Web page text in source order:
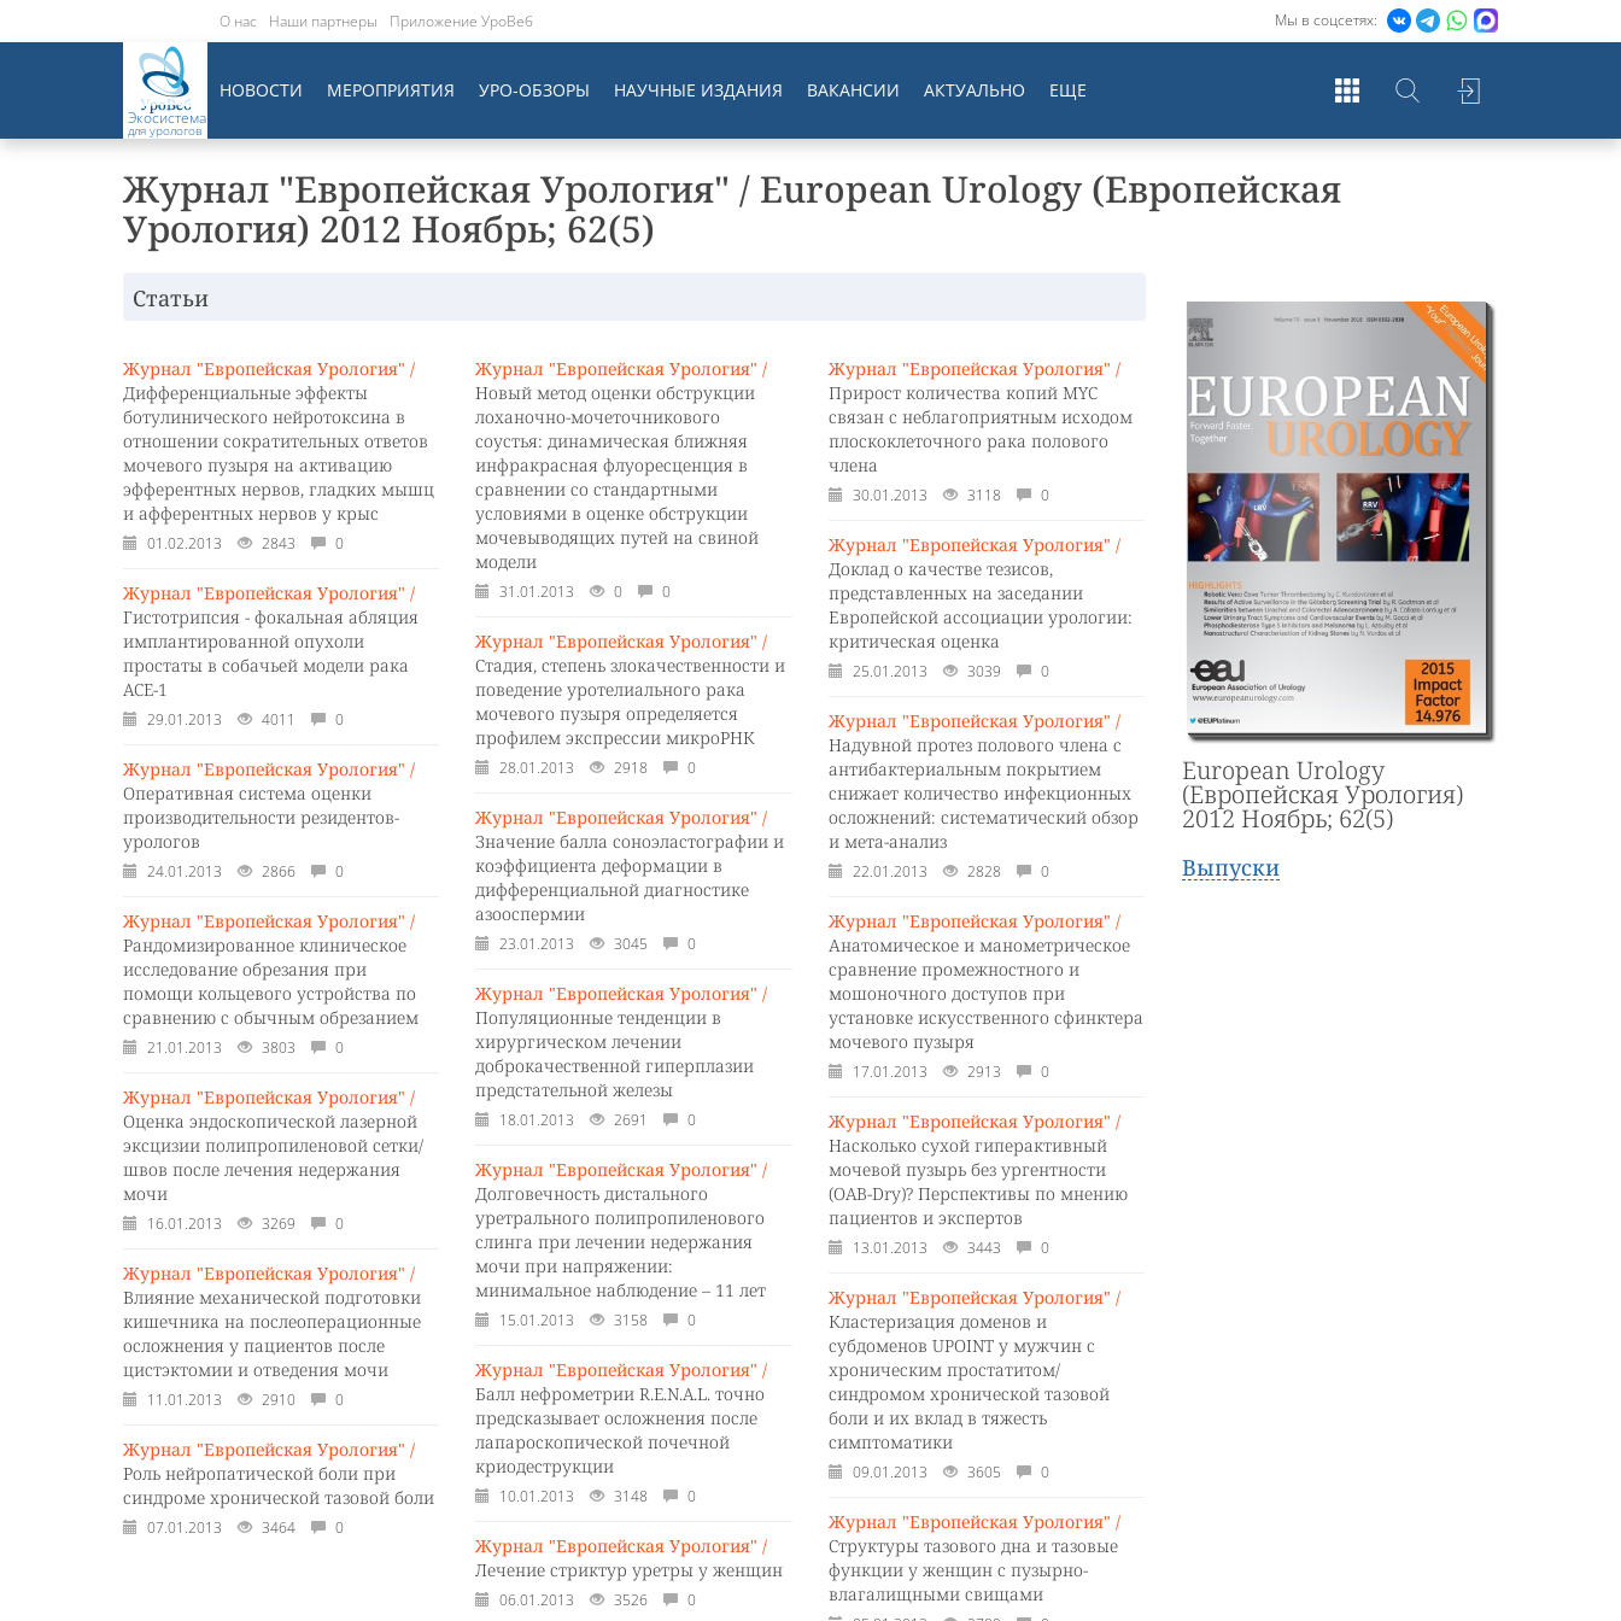
Мы в соцсетях:
О нас Наши партнеры Приложение УроВеб
Экосистема
для урологов
НОВОСТИ МЕРОПРИЯТИЯ УРО-ОБЗОРЫ НАУЧНЫЕ ИЗДАНИЯ ВАКАНСИИ АКТУАЛЬНО ЕЩЕ
Журнал "Европейская Урология" / European Urology (Европейская
Урология) 2012 Ноябрь; 62(5)
Статьи
Журнал "Европейская Урология" /
Дифференциальные эффекты
ботулинического нейротоксина в
отношении сократительных ответов
мочевого пузыря на активацию
эфферентных нервов, гладких мышц
и афферентных нервов у крыс
01.02.2013 2843 0
Журнал "Европейская Урология" /
Гистотрипсия - фокальная абляция
имплантированной опухоли
простаты в собачьей модели рака
ACE-1
29.01.2013 4011 0
Журнал "Европейская Урология" /
Оперативная система оценки
производительности резидентов-
урологов
24.01.2013 2866 0
Журнал "Европейская Урология" /
Рандомизированное клиническое
исследование обрезания при
помощи кольцевого устройства по
сравнению с обычным обрезанием
21.01.2013 3803 0
Журнал "Европейская Урология" /
Оценка эндоскопической лазерной
эксцизии полипропиленовой сетки/
швов после лечения недержания
мочи
16.01.2013 3269 0
Журнал "Европейская Урология" /
Влияние механической подготовки
кишечника на послеоперационные
осложнения у пациентов после
цистэктомии и отведения мочи
11.01.2013 2910 0
Журнал "Европейская Урология" /
Роль нейропатической боли при
синдроме хронической тазовой боли
07.01.2013 3464 0
Журнал "Европейская Урология" /
Новый метод оценки обструкции
лоханочно-мочеточникового
соустья: динамическая ближняя
инфракрасная флуоресценция в
сравнении со стандартными
условиями в оценке обструкции
мочевыводящих путей на свиной
модели
31.01.2013 0 0
Журнал "Европейская Урология" /
Стадия, степень злокачественности и
поведение уротелиального рака
мочевого пузыря определяется
профилем экспрессии микроРНК
28.01.2013 2918 0
Журнал "Европейская Урология" /
Значение балла соноэластографии и
коэффициента деформации в
дифференциальной диагностике
азооспермии
23.01.2013 3045 0
Журнал "Европейская Урология" /
Популяционные тенденции в
хирургическом лечении
доброкачественной гиперплазии
предстательной железы
18.01.2013 2691 0
Журнал "Европейская Урология" /
Долговечность дистального
уретрального полипропиленового
слинга при лечении недержания
мочи при напряжении:
минимальное наблюдение – 11 лет
15.01.2013 3158 0
Журнал "Европейская Урология" /
Балл нефрометрии R.E.N.A.L. точно
предсказывает осложнения после
лапароскопической почечной
криодеструкции
10.01.2013 3148 0
Журнал "Европейская Урология" /
Лечение стриктур уретры у женщин
06.01.2013 3526 0
Журнал "Европейская Урология" /
Прирост количества копий MYC
связан с неблагоприятным исходом
плоскоклеточного рака полового
члена
30.01.2013 3118 0
Журнал "Европейская Урология" /
Доклад о качестве тезисов,
представленных на заседании
Европейской ассоциации урологии:
критическая оценка
25.01.2013 3039 0
Журнал "Европейская Урология" /
Надувной протез полового члена с
антибактериальным покрытием
снижает количество инфекционных
осложнений: систематический обзор
и мета-анализ
22.01.2013 2828 0
Журнал "Европейская Урология" /
Анатомическое и манометрическое
сравнение промежностного и
мошоночного доступов при
установке искусственного сфинктера
мочевого пузыря
17.01.2013 2913 0
Журнал "Европейская Урология" /
Насколько сухой гиперактивный
мочевой пузырь без ургентности
(OAB-Dry)? Перспективы по мнению
пациентов и экспертов
13.01.2013 3443 0
Журнал "Европейская Урология" /
Кластеризация доменов и
субдоменов UPOINT у мужчин с
хроническим простатитом/
синдромом хронической тазовой
боли и их вклад в тяжесть
симптоматики
09.01.2013 3605 0
Журнал "Европейская Урология" /
Структуры тазового дна и тазовые
функции у женщин с пузырно-
влагалищными свищами
European Urology
(Европейская Урология)
2012 Ноябрь; 62(5)
Выпуски